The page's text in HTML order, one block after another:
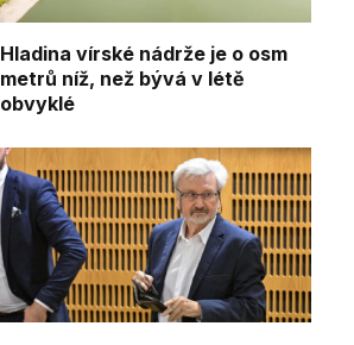
Hladina vírské nádrže je o osm
metrů níž, než bývá v létě
obvyklé